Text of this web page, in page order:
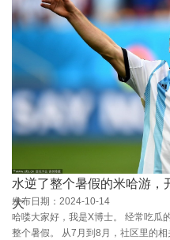
水逆了整个暑假的米哈游，
大
发布日期：2024-10-14
哈喽大家好，我是X博士。 经常吃瓜
整个暑假。 从7月到8月，社区里的